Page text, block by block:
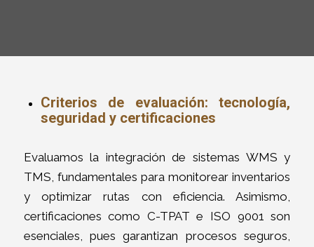
Criterios de evaluación: tecnología,
seguridad y certificaciones
Evaluamos la integración de sistemas WMS y
TMS, fundamentales para monitorear inventarios
y optimizar rutas con eficiencia. Asimismo,
certificaciones como C-TPAT e ISO 9001 son
esenciales, pues garantizan procesos seguros,